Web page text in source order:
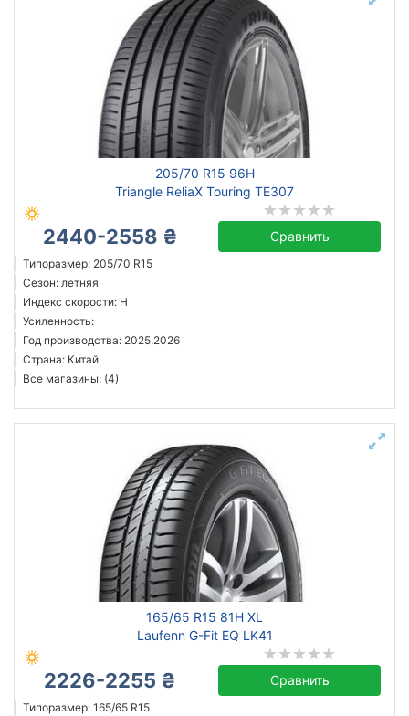
205/70 R15 96H
Triangle ReliaX Touring TE307
2440-2558 ₴ Сравнить
Типоразмер: 205/70 R15
Сезон: летняя
Индекс скорости: H
Усиленность:
Год производства: 2025,2026
Страна: Китай
Все магазины: (4)
165/65 R15 81H XL
Laufenn G-Fit EQ LK41
2226-2255 ₴ Сравнить
Типоразмер: 165/65 R15